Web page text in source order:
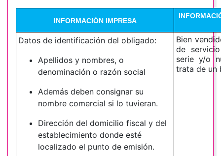
INFORMACIÓN IMPRESA
Datos de identificación del obligado:
Apellidos y nombres, o
denominación o razón social
Además deben consignar su
nombre comercial si lo tuvieran.
Dirección del domicilio fiscal y del
establecimiento donde esté
localizado el punto de emisión.
Bien
de
serie y/o
trata de un